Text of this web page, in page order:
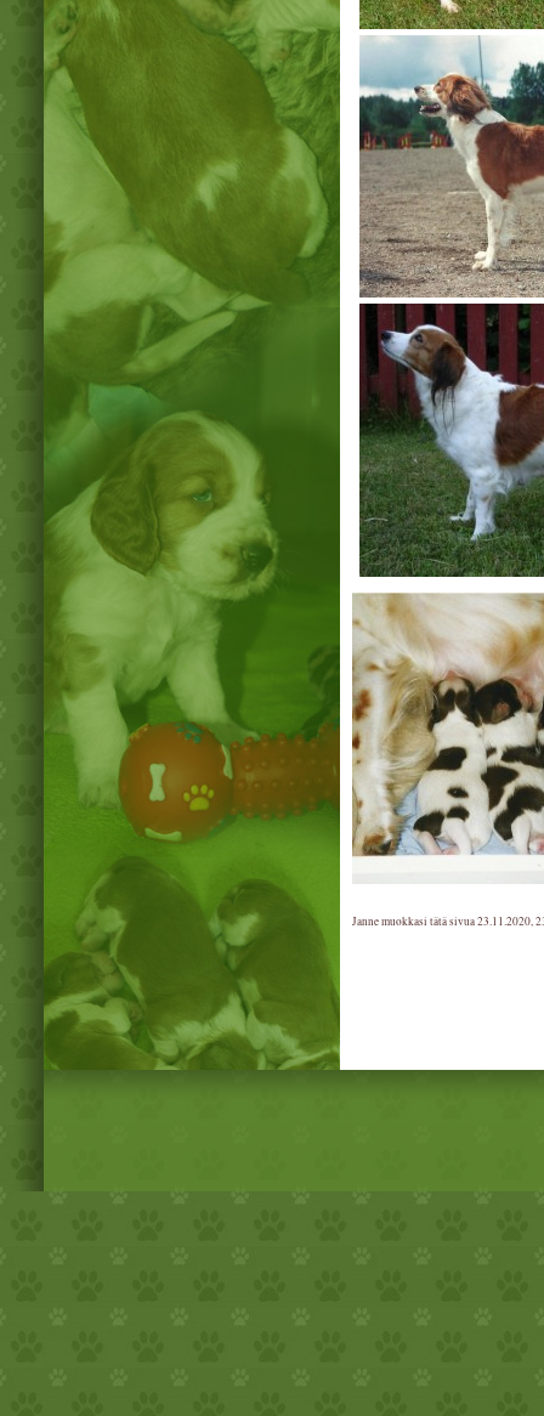
Janne muokkasi tätä sivua 23.11.2020,